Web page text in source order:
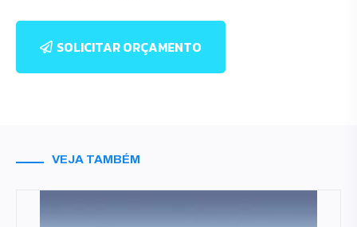
SOLICITAR ORÇAMENTO
VEJA TAMBÉM